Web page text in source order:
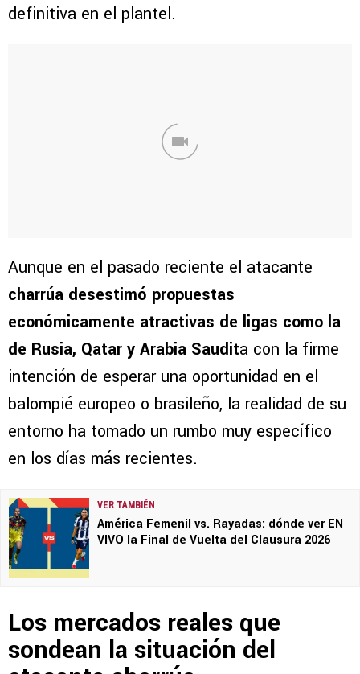
definitiva en el plantel.
Aunque en el pasado reciente el atacante
charrúa desestimó propuestas
económicamente atractivas de ligas como la
de Rusia, Qatar y Arabia Saudita con la firme
intención de esperar una oportunidad en el
balompié europeo o brasileño, la realidad de su
entorno ha tomado un rumbo muy específico
en los días más recientes.
VER TAMBIÉN
América Femenil vs. Rayadas: dónde ver EN
VIVO la Final de Vuelta del Clausura 2026
Los mercados reales que
sondean la situación del